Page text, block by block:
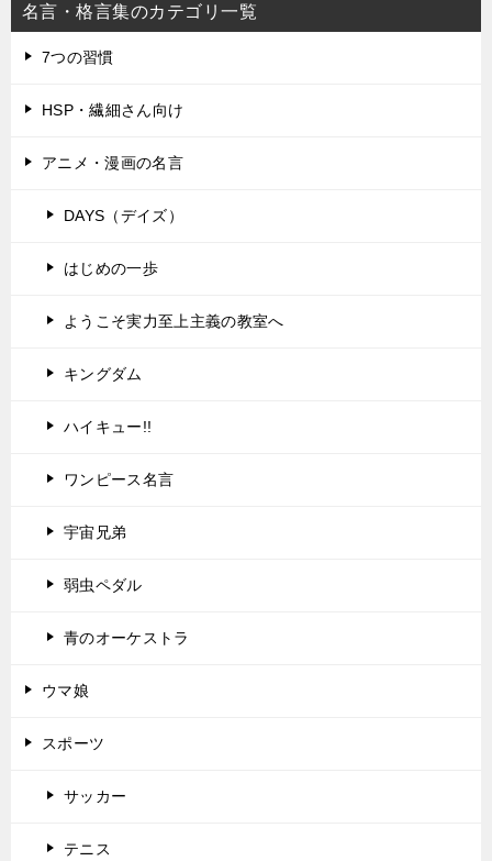
名言・格言集のカテゴリ一覧
7つの習慣
HSP・繊細さん向け
アニメ・漫画の名言
DAYS（デイズ）
はじめの一歩
ようこそ実力至上主義の教室へ
キングダム
ハイキュー!!
ワンピース名言
宇宙兄弟
弱虫ペダル
青のオーケストラ
ウマ娘
スポーツ
サッカー
テニス